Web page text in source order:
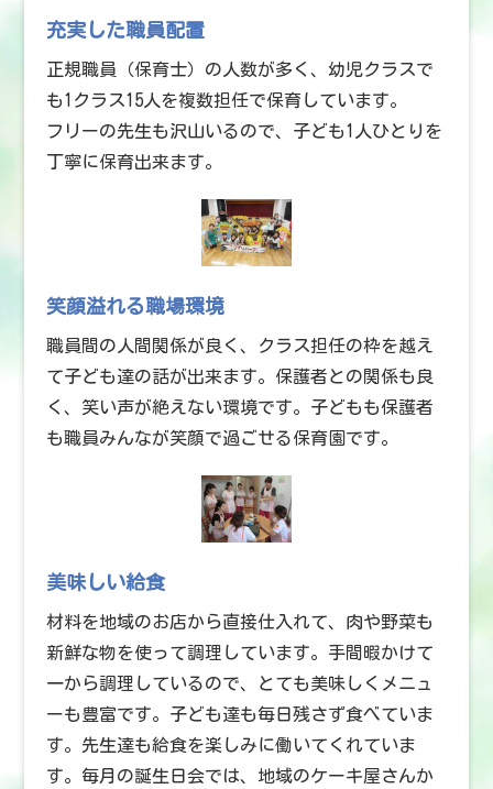
充実した職員配置
正規職員（保育士）の人数が多く、幼児クラスで
も1クラス15人を複数担任で保育しています。
フリーの先生も沢山いるので、子ども1人ひとりを
丁寧に保育出来ます。
笑顔溢れる職場環境
職員間の人間関係が良く、クラス担任の枠を越え
て子ども達の話が出来ます。保護者との関係も良
く、笑い声が絶えない環境です。子どもも保護者
も職員みんなが笑顔で過ごせる保育園です。
美味しい給食
材料を地域のお店から直接仕入れて、肉や野菜も
新鮮な物を使って調理しています。手間暇かけて
一から調理しているので、とても美味しくメニュ
ーも豊富です。子ども達も毎日残さず食べていま
す。先生達も給食を楽しみに働いてくれていま
す。毎月の誕生日会では、地域のケーキ屋さんか